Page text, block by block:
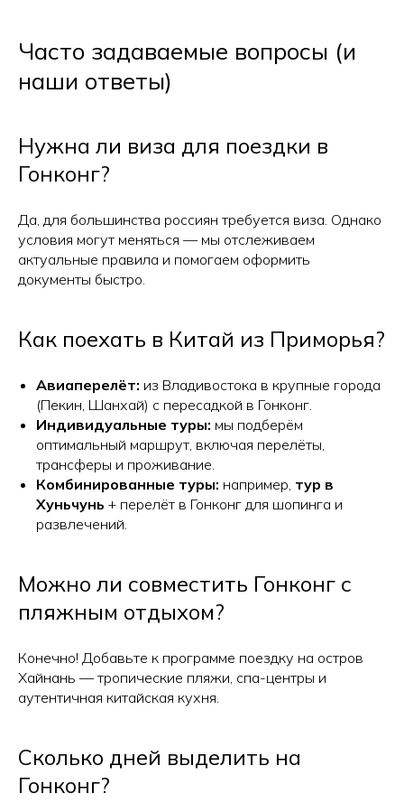
Часто задаваемые вопросы (и
наши ответы)
Нужна ли виза для поездки в
Гонконг?
Да, для большинства россиян требуется виза. Однако
условия могут меняться — мы отслеживаем
актуальные правила и помогаем оформить
документы быстро.
Как поехать в Китай из Приморья?
Авиаперелёт: из Владивостока в крупные города
(Пекин, Шанхай) с пересадкой в Гонконг.
Индивидуальные туры: мы подберём
оптимальный маршрут, включая перелёты,
трансферы и проживание.
Комбинированные туры: например, тур в
Хуньчунь + перелёт в Гонконг для шопинга и
развлечений.
Можно ли совместить Гонконг с
пляжным отдыхом?
Конечно! Добавьте к программе поездку на остров
Хайнань — тропические пляжи, спа-центры и
аутентичная китайская кухня.
Сколько дней выделить на
Гонконг?